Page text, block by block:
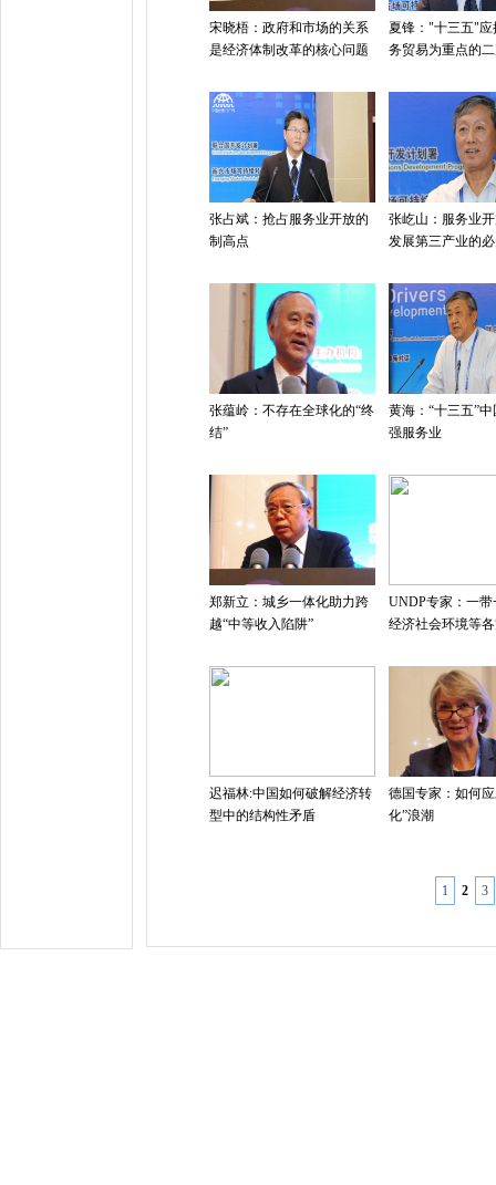
宋晓梧：政府和市场的关系
是经济体制改革的核心问题
夏锋："十三五"应
务贸易为重点的
张占斌：抢占服务业开放的
制高点
张屹山：服务业
发展第三产业的
张蕴岭：不存在全球化的“终
结”
黄海：“十三五”
强服务业
郑新立：城乡一体化助力跨
越“中等收入陷阱”
UNDP专家：一带
经济社会环境等
迟福林:中国如何破解经济转
型中的结构性矛盾
德国专家：如何
化”浪潮
1 2 3